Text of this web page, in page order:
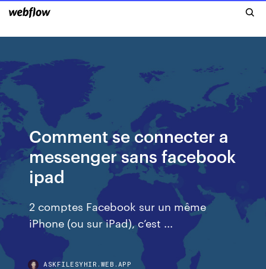
Comment se connecter a
messenger sans facebook
ipad
2 comptes Facebook sur un même
iPhone (ou sur iPad), c’est ...
ASKFILESYHIR.WEB.APP